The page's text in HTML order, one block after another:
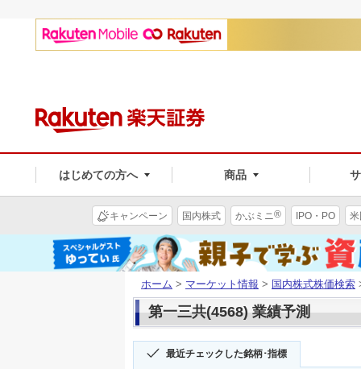
はじめての方へ 商品
キャンペーン 国内株式 かぶミニ® IPO・PO
ホーム > マーケット情報 > 国内株式株価検索
第一三共(4568) 業績予測
最近チェックした銘柄･指標